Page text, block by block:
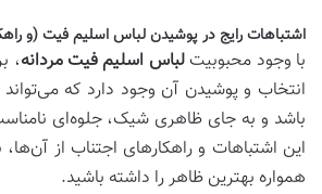
اشتباهات رایج در پوشیدن لباس اسلیم فیت (و
با وجود محبوبیت لباس اسلیم فیت مردانه،
انتخاب و پوشیدن آن وجود دارد که
باشد و به جای ظاهری شیک، جلوه‌ای
این اشتباهات و راهکارهای اجتناب از
همواره بهترین ظاهر را داشته باشید.